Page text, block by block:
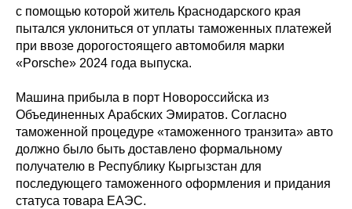
с помощью которой житель Краснодарского края
пытался уклониться от уплаты таможенных платежей
при ввозе дорогостоящего автомобиля марки
«Porsche» 2024 года выпуска.
Машина прибыла в порт Новороссийска из
Объединенных Арабских Эмиратов. Согласно
таможенной процедуре «таможенного транзита» авто
должно было быть доставлено формальному
получателю в Республику Кыргызстан для
последующего таможенного оформления и придания
статуса товара ЕАЭС.